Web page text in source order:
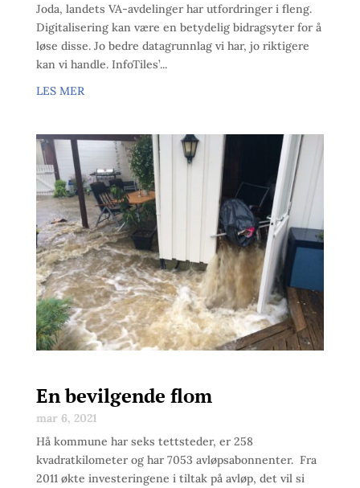
Joda, landets VA-avdelinger har utfordringer i fleng.
Digitalisering kan være en betydelig bidragsyter for å
løse disse. Jo bedre datagrunnlag vi har, jo riktigere
kan vi handle. InfoTiles’...
LES MER
En bevilgende flom
mar 6, 2021
Hå kommune har seks tettsteder, er 258
kvadratkilometer og har 7053 avløpsabonnenter. Fra
2011 økte investeringene i tiltak på avløp, det vil si